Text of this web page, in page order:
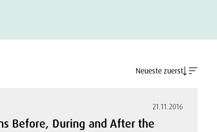
Neueste zuerst
21.11.2016
Before, During and After the